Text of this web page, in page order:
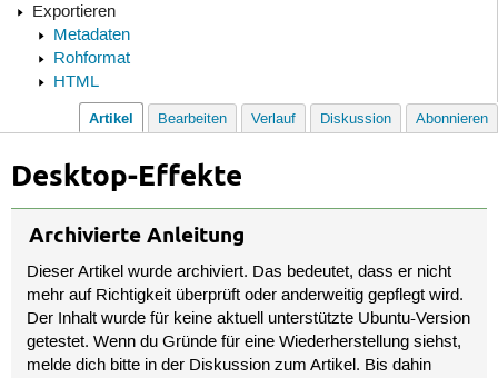
Exportieren
Metadaten
Rohformat
HTML
Artikel Bearbeiten Verlauf Diskussion Abonnieren
Desktop-Effekte
Archivierte Anleitung
Dieser Artikel wurde archiviert. Das bedeutet, dass er nicht
mehr auf Richtigkeit überprüft oder anderweitig gepflegt wird.
Der Inhalt wurde für keine aktuell unterstützte Ubuntu-Version
getestet. Wenn du Gründe für eine Wiederherstellung siehst,
melde dich bitte in der Diskussion zum Artikel. Bis dahin